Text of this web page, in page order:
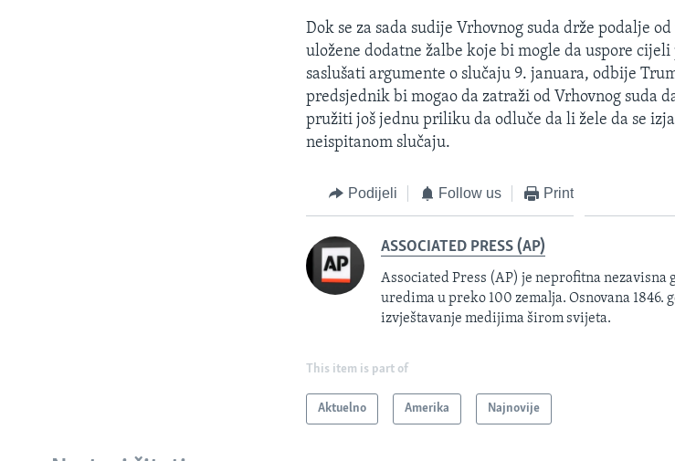
Dok se za sada sudije Vrhovnog suda drže podalje
uložene dodatne žalbe koje bi mogle da uspore
saslušati argumente o slučaju 9. januara, odbije
predsjednik bi mogao da zatraži od Vrhovnog suda
pružiti još jednu priliku da odluče da li žele da se
neispitanom slučaju.
Podijeli Follow us Print
ASSOCIATED PRESS (AP)
Associated Press (AP) je neprofitna nezavisna
uredima u preko 100 zemalja. Osnovana
izvještavanje medijima širom svijeta.
This item is part of
Aktuelno Amerika Najnovije